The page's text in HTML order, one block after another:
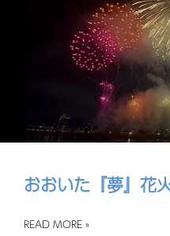
おおいた『夢』花
READ MORE »